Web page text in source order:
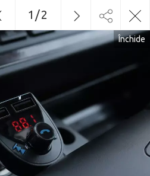
Închide
1 /2